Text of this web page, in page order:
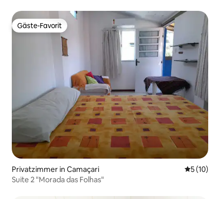
Gäste-Favorit
Gäste-Favorit
Privatzimmer in Camaçari
5 (10)
Suite 2 "Morada das Folhas"